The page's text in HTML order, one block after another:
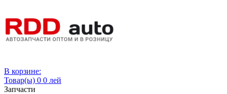
В корзине:
Товар(ы) 0 0 лей
Запчасти